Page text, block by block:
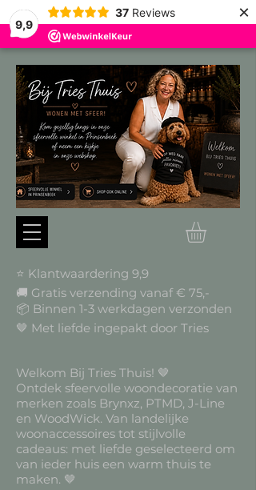
9,9
37 Reviews ×
⭐ Klantwaardering 9,9
🚚 Gratis verzending vanaf € 75,-
📦 Binnen 1-3 werkdagen verzonden
🤎 Met liefde ingepakt door Tries
Welkom Bij Tries Thuis! 🤎
Ontdek sfeervolle woondecoratie van
merken zoals Brynxz, PTMD, J-Line
en WoodWick. Van landelijke
woonaccessoires tot stijlvolle
cadeaus: met liefde geselecteerd om
van ieder huis een warm thuis te
maken. 🤎